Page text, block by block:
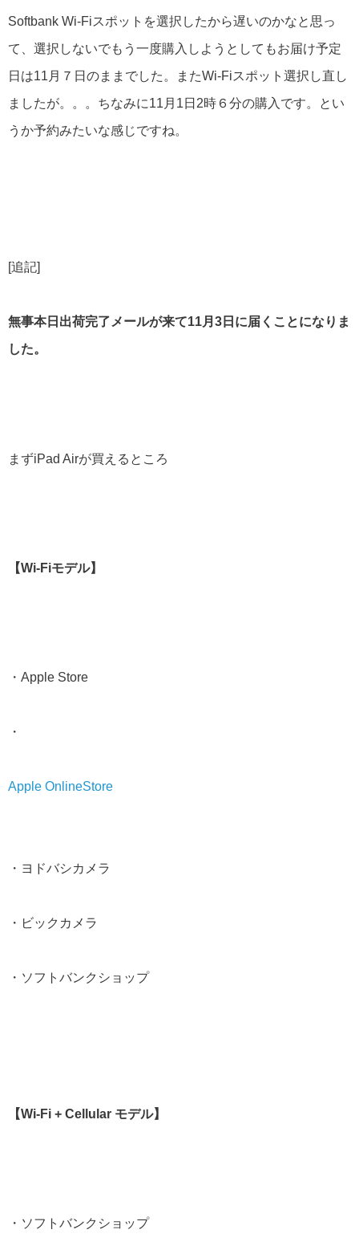
Softbank Wi-Fiスポットを選択したから遅いのかなと思っ
て、選択しないでもう一度購入しようとしてもお届け予定
日は11月７日のままでした。またWi-Fiスポット選択し直し
ましたが。。。ちなみに11月1日2時６分の購入です。とい
うか予約みたいな感じですね。
[追記]
無事本日出荷完了メールが来て11月3日に届くことになりま
した。
まずiPad Airが買えるところ
【Wi-Fiモデル】
・Apple Store
・
Apple OnlineStore
・ヨドバシカメラ
・ビックカメラ
・ソフトバンクショップ
【Wi-Fi + Cellular モデル】
・ソフトバンクショップ